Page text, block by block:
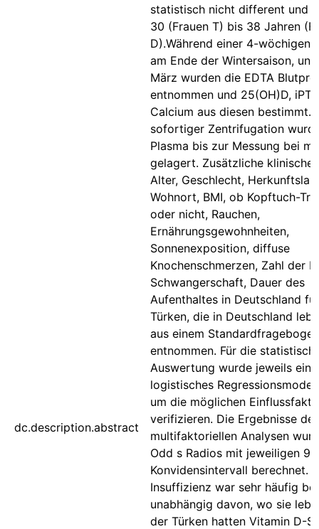
dc.description.abstract
statistisch nicht different und
30 (Frauen T) bis 38 Jahren
D).Während einer 4-wöchigen
am Ende der Wintersaison,
März wurden die EDTA
entnommen und 25(OH)D,
Calcium aus diesen bestimmt.
sofortiger Zentrifugation
Plasma bis zur Messung bei
gelagert. Zusätzliche klinische
Alter, Geschlecht,
Wohnort, BMI, ob Kopftuch-
oder nicht, Rauchen,
Ernährungsgewohnheiten,
Sonnenexposition, diffuse
Knochenschmerzen, Zahl der
Schwangerschaft, Dauer des
Aufenthaltes in Deutschland
Türken, die in Deutschland
aus einem Standardfragebogen
entnommen. Für die
Auswertung wurde jeweils ein
logistisches
um die möglichen
verifizieren. Die Ergebnisse der
multifaktoriellen Analysen
Odd s Radios mit jeweiligen 95
Konvidensintervall berechnet.
Insuffizienz war sehr häufig
unabhängig davon, wo sie
der Türken hatten Vitamin D-